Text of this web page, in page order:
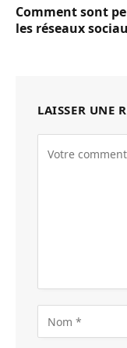
Comment sont
les réseaux
LAISSER UNE